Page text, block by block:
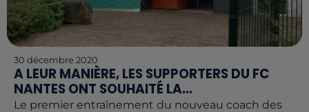
30 décembre 2020
A LEUR MANIÈRE, LES SUPPORTERS DU FC
NANTES ONT SOUHAITÉ LA...
Le premier entraînement du nouveau coach des